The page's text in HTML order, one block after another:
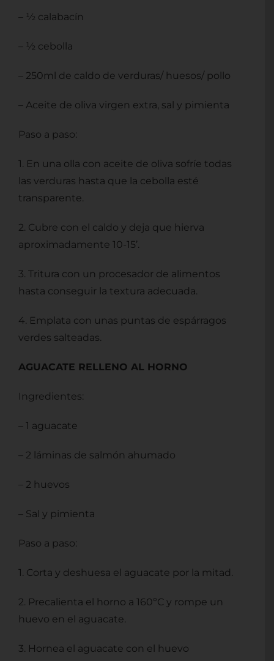
– ½ calabacín
– ½ cebolla
– 250ml de caldo de verduras/ huesos/ pollo
– Aceite de oliva virgen extra, sal y pimienta
Paso a paso:
1. En una olla con aceite de oliva sofríe todas
las verduras hasta que la cebolla esté
transparente.
2. Cubre con el caldo y deja que hierva
aproximadamente 10-15’.
3. Tritura con un procesador de alimentos
hasta conseguir la textura adecuada.
4. Emplata con unas puntas de espárragos
verdes salteadas.
AGUACATE RELLENO AL HORNO
Ingredientes:
– 1 aguacate
– 2 láminas de salmón ahumado
– 2 huevos
– Sal y pimienta
Paso a paso:
1. Corta y deshuesa el aguacate por la mitad.
2. Precalienta el horno a 160ºC y rompe un
huevo en el aguacate.
3. Hornea el aguacate con el huevo